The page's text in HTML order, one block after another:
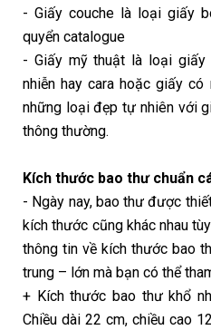
- Giấy couche là loại giấy
quyển catalogue
- Giấy mỹ thuật là loại giấy
nhiễn hay cara hoặc giấy
những loại đẹp tự nhiên với
thông thường.
Kích thước bao thư chuẩn
- Ngày nay, bao thư được
kích thước cũng khác nhau
thông tin về kích thước bao
trung – lớn mà bạn có thể
+ Kích thước bao thư khổ
Chiều dài 22 cm, chiều cao